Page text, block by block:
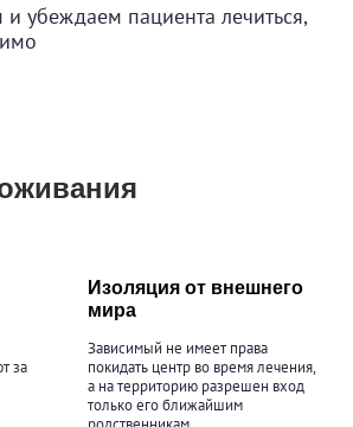
убеждаем пациента лечиться,
за
Изоляция от внешнего
мира
Зависимый не имеет права
покидать центр во время лечения,
а на территорию разрешен вход
только его ближайшим